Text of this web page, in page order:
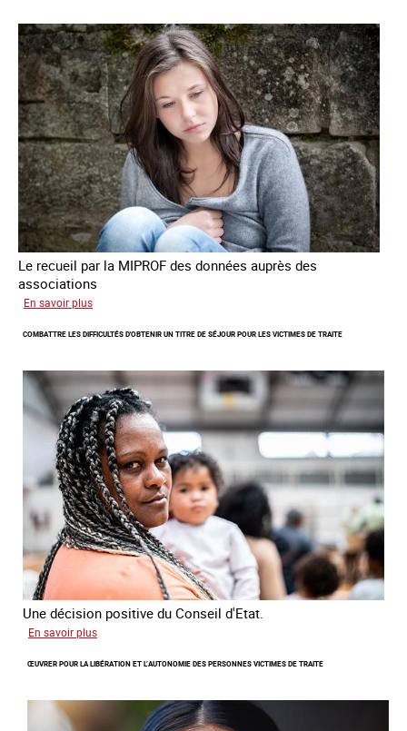
traite
à
des
fins
de
criminalité
forcée
en
Europe
Le recueil par la MIPROF des données auprès des
associations
En savoir plus
de
2026
sur
les
victimes
de
traite
COMBATTRE LES DIFFICULTÉS D'OBTENIR UN TITRE DE SÉJOUR POUR LES VICTIMES DE TRAITE
Une décision positive du Conseil d'Etat.
En savoir plus
les
d'obtenir
ŒUVRER POUR LA LIBÉRATION ET L’AUTONOMIE DES PERSONNES VICTIMES DE TRAITE